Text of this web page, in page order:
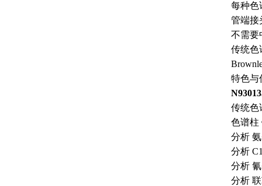
每种色
管端接
不需要
传统色
特色与
传统色
色谱柱
分析
分析
分析
分析